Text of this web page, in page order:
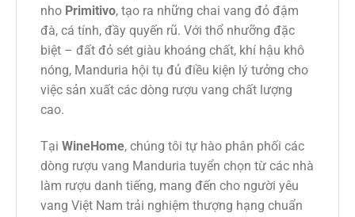
nho Primitivo, tạo ra những chai vang đỏ đậm
đà, cá tính, đầy quyến rũ. Với thổ nhưỡng đặc
biệt – đất đỏ sét giàu khoáng chất, khí hậu khô
nóng, Manduria hội tụ đủ điều kiện lý tưởng cho
việc sản xuất các dòng rượu vang chất lượng
cao.
Tại WineHome, chúng tôi tự hào phân phối các
dòng rượu vang Manduria tuyển chọn từ các nhà
làm rượu danh tiếng, mang đến cho người yêu
vang Việt Nam trải nghiệm thượng hạng chuẩn